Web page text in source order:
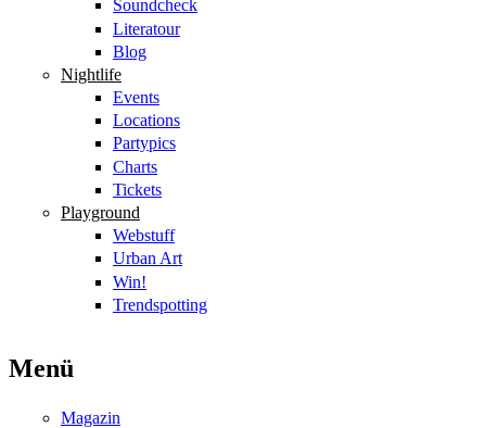
Soundcheck
Literatour
Blog
Nightlife
Events
Locations
Partypics
Charts
Tickets
Playground
Webstuff
Urban Art
Win!
Trendspotting
Menü
Magazin